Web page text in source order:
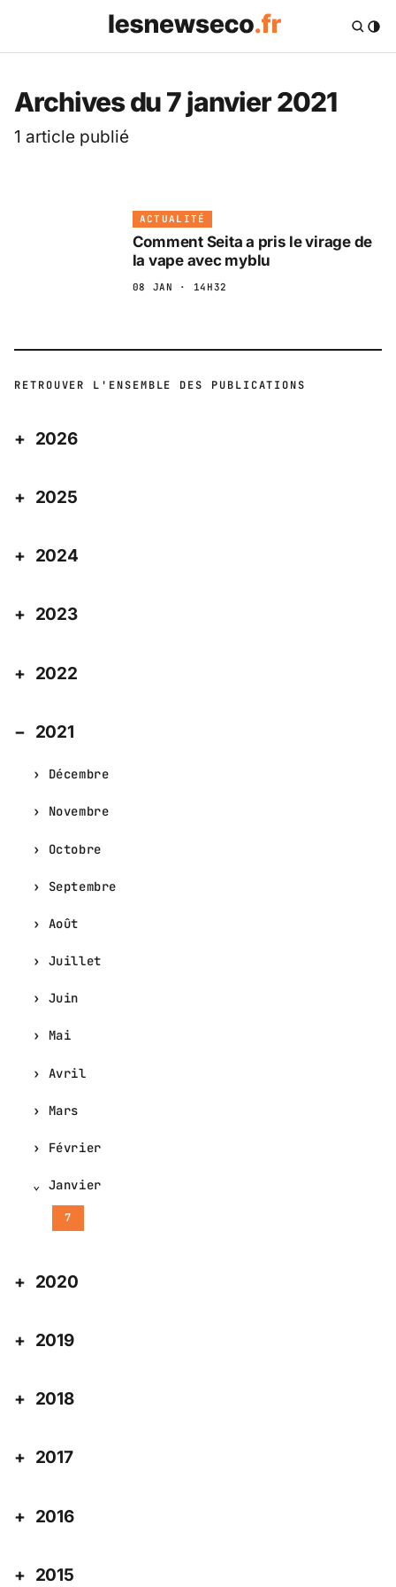
Archives du 7 janvier 2021
1 article publié
ACTUALITÉ
Comment Seita a pris le virage de
la vape avec myblu
08 JAN · 14H32
RETROUVER L'ENSEMBLE DES PUBLICATIONS
2026
2025
2024
2023
2022
2021
Décembre
Novembre
Octobre
Septembre
Août
Juillet
Juin
Mai
Avril
Mars
Février
Janvier
7
2020
2019
2018
2017
2016
2015